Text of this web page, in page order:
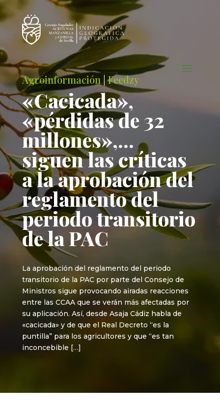
Agroinformación |Feedzy
«Cacicada»,
«pérdidas de 32
millones»,…
siguen las críticas
a la aprobación del
reglamento del
periodo transitorio
de la PAC
La aprobación del reglamento del periodo
transitorio de la PAC por parte del Consejo de
Ministros sigue provocando airadas reacciones
entre las CCAA que se verán más afectadas por
su aplicación. Así, desde Asaja Cádiz habla de
«cacicada» y de que el Real Decreto “es la
puntilla” para los agricultores y que “es tan
inconcebible […]